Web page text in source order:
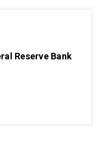
Reserve Bank